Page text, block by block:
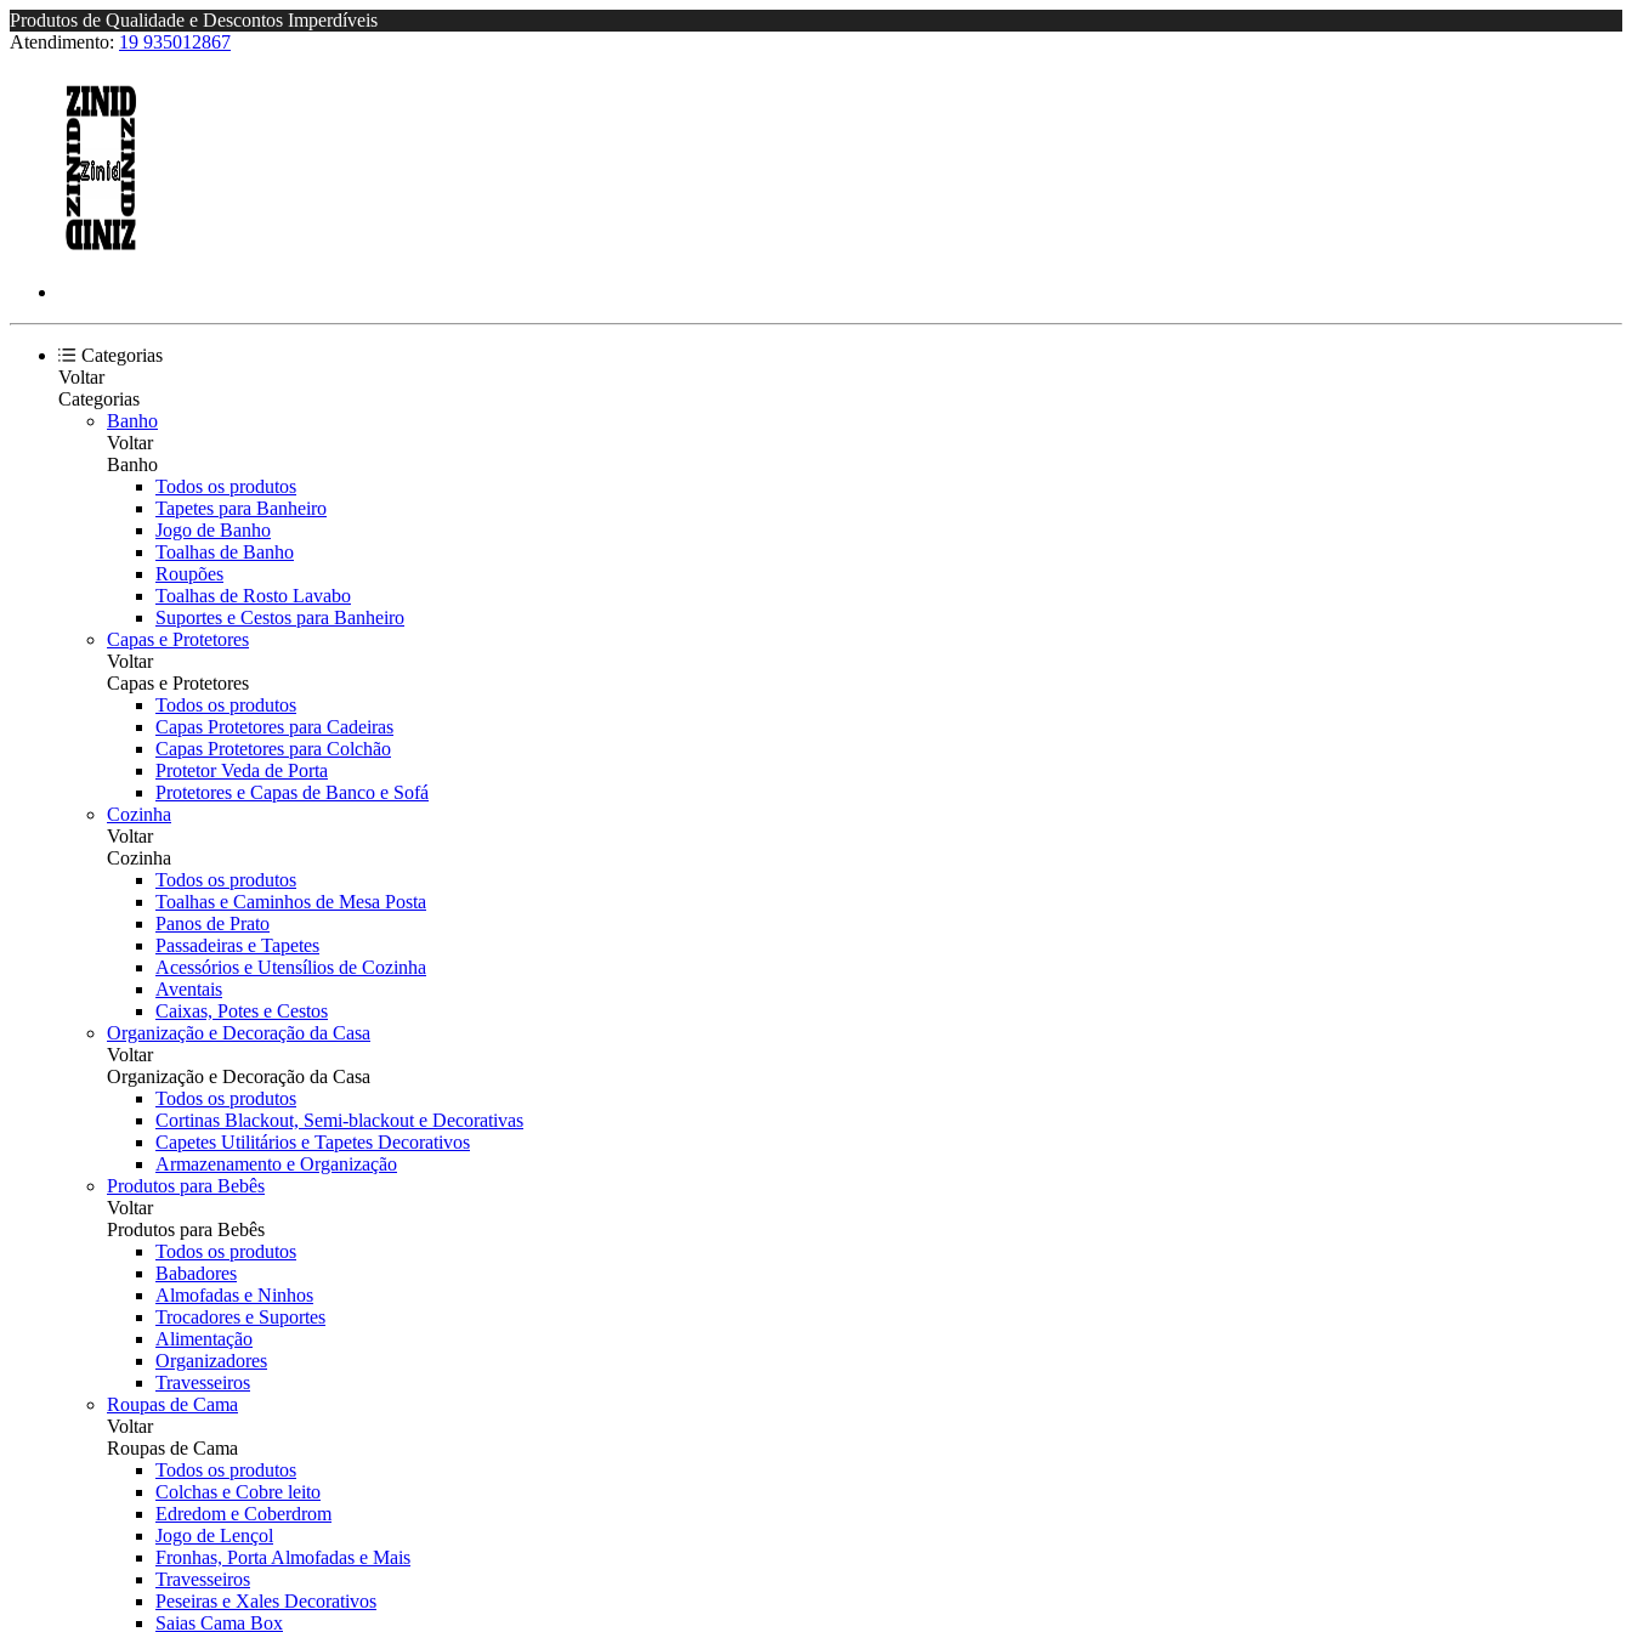
Produtos de Qualidade e Descontos Imperdíveis
Atendimento: 19 935012867
Categorias
Voltar
Categorias
Banho
Voltar
Banho
Todos os produtos
Tapetes para Banheiro
Jogo de Banho
Toalhas de Banho
Roupões
Toalhas de Rosto Lavabo
Suportes e Cestos para Banheiro
Capas e Protetores
Voltar
Capas e Protetores
Todos os produtos
Capas Protetores para Cadeiras
Capas Protetores para Colchão
Protetor Veda de Porta
Protetores e Capas de Banco e Sofá
Cozinha
Voltar
Cozinha
Todos os produtos
Toalhas e Caminhos de Mesa Posta
Panos de Prato
Passadeiras e Tapetes
Acessórios e Utensílios de Cozinha
Aventais
Caixas, Potes e Cestos
Organização e Decoração da Casa
Voltar
Organização e Decoração da Casa
Todos os produtos
Cortinas Blackout, Semi-blackout e Decorativas
Capetes Utilitários e Tapetes Decorativos
Armazenamento e Organização
Produtos para Bebês
Voltar
Produtos para Bebês
Todos os produtos
Babadores
Almofadas e Ninhos
Trocadores e Suportes
Alimentação
Organizadores
Travesseiros
Roupas de Cama
Voltar
Roupas de Cama
Todos os produtos
Colchas e Cobre leito
Edredom e Coberdrom
Jogo de Lençol
Fronhas, Porta Almofadas e Mais
Travesseiros
Peseiras e Xales Decorativos
Saias Cama Box